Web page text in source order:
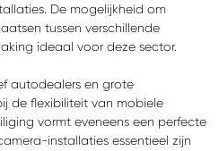
De mogelijkheid om
tussen verschillende
ideaal voor deze sector.
autodealers en grote
de flexibiliteit van mobiele
vormt eveneens een perfecte
installaties essentieel zijn